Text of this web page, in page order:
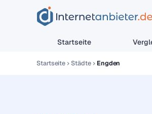
Startseite
Startseite Städte Engden